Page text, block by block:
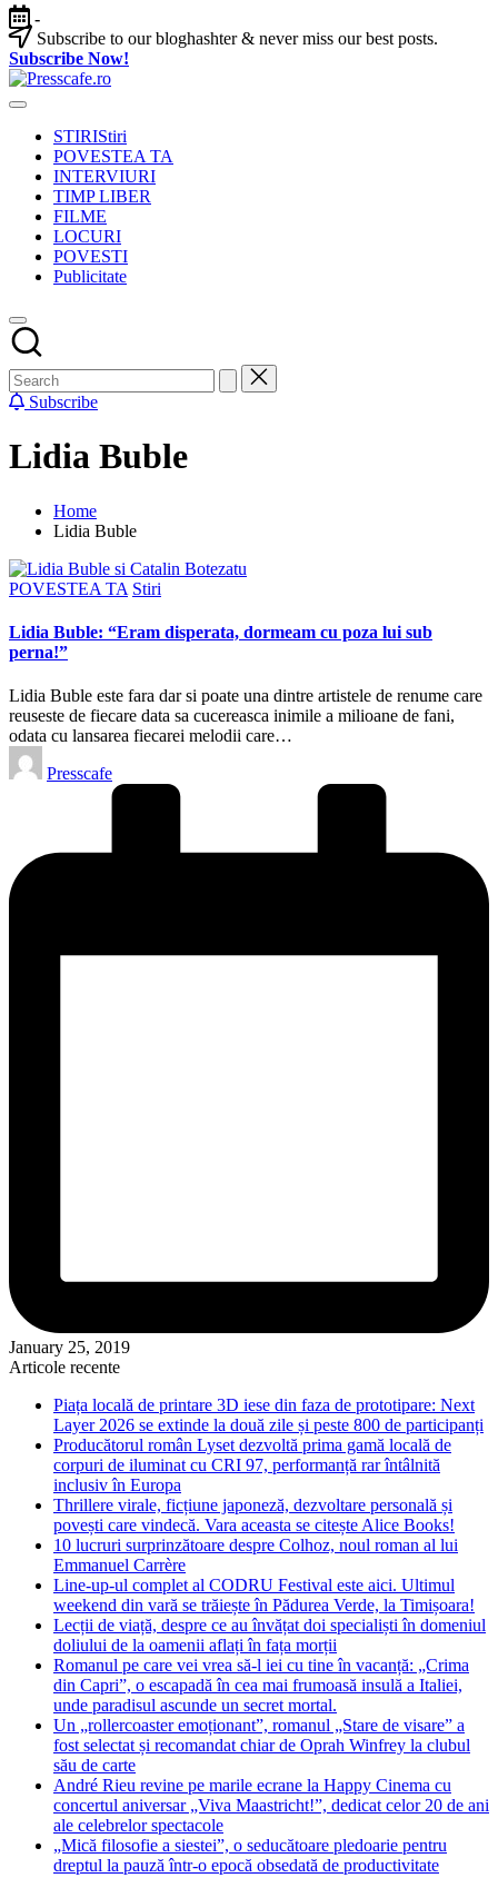
Skip
to
content
-
Subscribe to our bloghashter & never miss our best posts.
Subscribe Now!
Presscafe.ro
Cafeneau
urbaneSTIRIStiri
POVESTEA TA
INTERVIURI
TIMP LIBER
FILME
LOCURI
POVESTI
Publicitate
Subscribe
Lidia Buble
Home
Lidia Buble
Posted
POVESTEA TA Stiri
Lidia Buble: “Eram disperata, dormeam cu poza lui sub
perna!”
Lidia Buble este fara dar si poate una dintre artistele de renume care
reuseste de fiecare data sa cucereasca inimile a milioane de fani,
odata cu lansarea fiecarei melodii care…
Posted
by
Presscafe
January 25, 2019
Articole recente
Piața locală de printare 3D iese din faza de prototipare: Next
Layer 2026 se extinde la două zile și peste 800 de participanți
Producătorul român Lyset dezvoltă prima gamă locală de
corpuri de iluminat cu CRI 97, performanță rar întâlnită
inclusiv în Europa
Thrillere virale, ficțiune japoneză, dezvoltare personală și
povești care vindecă. Vara aceasta se citește Alice Books!
10 lucruri surprinzătoare despre Colhoz, noul roman al lui
Emmanuel Carrère
Line-up-ul complet al CODRU Festival este aici. Ultimul
weekend din vară se trăiește în Pădurea Verde, la Timișoara!
Lecții de viață, despre ce au învățat doi specialiști în domeniul
doliului de la oamenii aflați în fața morții
Romanul pe care vei vrea să-l iei cu tine în vacanță: „Crima
din Capri”, o escapadă în cea mai frumoasă insulă a Italiei,
unde paradisul ascunde un secret mortal.
Un „rollercoaster emoționant”, romanul „Stare de visare” a
fost selectat și recomandat chiar de Oprah Winfrey la clubul
său de carte
André Rieu revine pe marile ecrane la Happy Cinema cu
concertul aniversar „Viva Maastricht!”, dedicat celor 20 de ani
ale celebrelor spectacole
„Mică filosofie a siestei”, o seducătoare pledoarie pentru
dreptul la pauză într-o epocă obsedată de productivitate